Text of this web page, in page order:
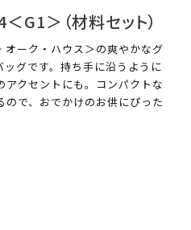
G1＞（材料セット）
オーク・ハウス＞の爽やかなグ
グです。持ち手に沿うように
クセントにも。コンパクトな
で、おでかけのお供にぴった